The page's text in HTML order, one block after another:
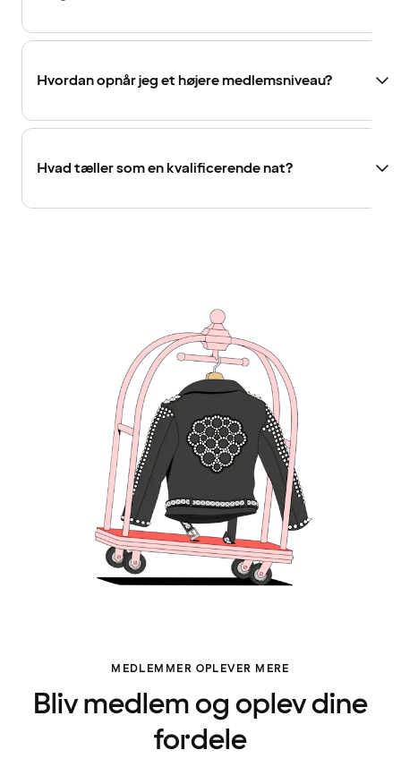
Hvordan opnår jeg et højere medlemsniveau?
Hvad tæller som en kvalificerende nat?
MEDLEMMER OPLEVER MERE
Bliv medlem og oplev dine
fordele